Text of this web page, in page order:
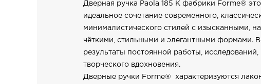
Дверная ручка Paola 185 К фабрики Forme® это
идеальное сочетание современного,
минималистического стилей с изысканными,
чёткими, стильными и элегантными формами.
результаты постоянной работы, исследований,
творческого вдохновения.
Дверные ручки Forme® характеризуются